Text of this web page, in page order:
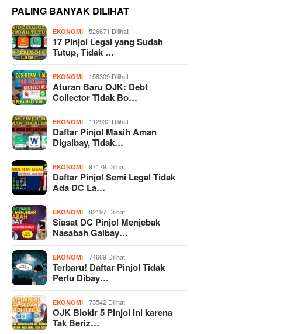
PALING BANYAK DILIHAT
EKONOMI 526671 Dilihat
17 Pinjol Legal yang Sudah
Tutup, Tidak …
EKONOMI 158309 Dilihat
Aturan Baru OJK: Debt
Collector Tidak Bo…
EKONOMI 112932 Dilihat
Daftar Pinjol Masih Aman
Digalbay, Tidak…
EKONOMI 97179 Dilihat
Daftar Pinjol Semi Legal Tidak
Ada DC La…
EKONOMI 82197 Dilihat
Siasat DC Pinjol Menjebak
Nasabah Galbay…
EKONOMI 74669 Dilihat
Terbaru! Daftar Pinjol Tidak
Perlu Dibay…
EKONOMI 73542 Dilihat
OJK Blokir 5 Pinjol Ini karena
Tak Beriz…